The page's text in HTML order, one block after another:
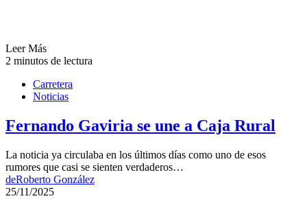
Leer Más
2 minutos de lectura
Carretera
Noticias
Fernando Gaviria se une a Caja Rural
La noticia ya circulaba en los últimos días como uno de esos
rumores que casi se sienten verdaderos…
deRoberto González
25/11/2025